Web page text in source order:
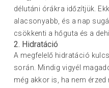
délutáni órákra időzítjük.
alacsonyabb, és a nap
csökkenti a hőguta és a
2. Hidratáció
A megfelelő hidratáció
során. Mindig vigyél
még akkor is, ha nem